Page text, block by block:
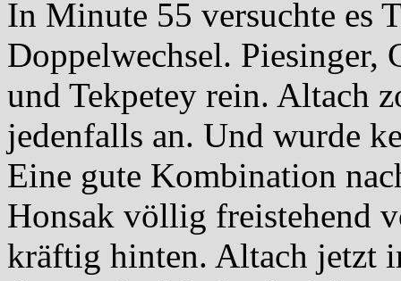
In Minute 55 versuchte es
Doppelwechsel. Piesinger,
und Tekpetey rein. Altach
jedenfalls an. Und wurde
Eine gute Kombination
Honsak völlig freistehend
kräftig hinten. Altach jetzt